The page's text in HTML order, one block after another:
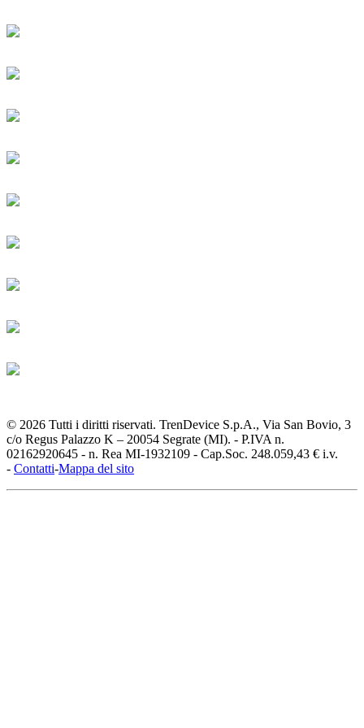
© 2026 Tutti i diritti riservati. TrenDevice S.p.A., Via San Bovio, 3
c/o Regus Palazzo K – 20054 Segrate (MI). - P.IVA n.
02162920645 - n. Rea MI-1932109 - Cap.Soc. 248.059,43 € i.v.
- Contatti-Mappa del sito